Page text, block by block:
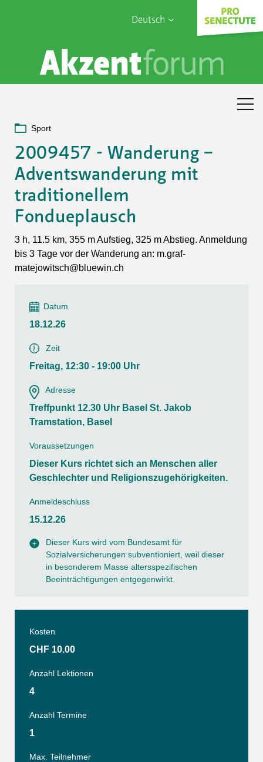
Deutsch
English
Français
Sophia Care
Sport
2009457 - Wanderung –
Adventswanderung mit
traditionellem
Fondueplausch
3 h, 11.5 km, 355 m Aufstieg, 325 m Abstieg. Anmeldung
bis 3 Tage vor der Wanderung an: m.graf-
matejowitsch@bluewin.ch
Datum
18.12.26
Zeit
Freitag, 12:30 - 19:00 Uhr
Adresse
Treffpunkt 12.30 Uhr Basel St. Jakob
Tramstation, Basel
Voraussetzungen
Dieser Kurs richtet sich an Menschen aller
Geschlechter und Religionszugehörigkeiten.
Anmeldeschluss
15.12.26
Dieser Kurs wird vom Bundesamt für
Sozialversicherungen subventioniert, weil dieser
in besonderem Masse altersspezifischen
Beeinträchtigungen entgegenwirkt.
Kosten
CHF 10.00
Anzahl Lektionen
4
Anzahl Termine
1
Max. Teilnehmer